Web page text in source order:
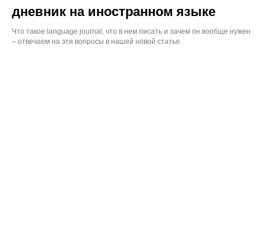
дневник на иностранном языке
Что такое language journal, что в нем писать и зачем он вообще нужен
– отвечаем на эти вопросы в нашей новой статье.